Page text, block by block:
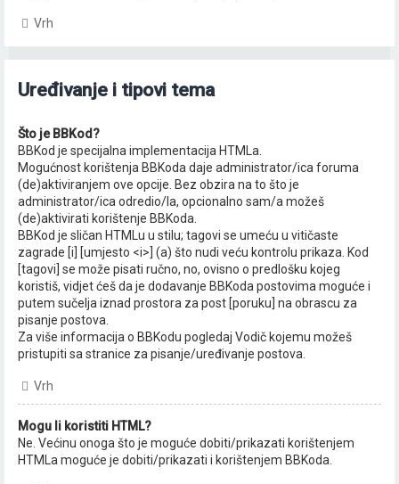
Vrh
Uređivanje i tipovi tema
Što je BBKod?
BBKod je specijalna implementacija HTMLa.
Mogućnost korištenja BBKoda daje administrator/ica foruma
(de)aktiviranjem ove opcije. Bez obzira na to što je
administrator/ica odredio/la, opcionalno sam/a možeš
(de)aktivirati korištenje BBKoda.
BBKod je sličan HTMLu u stilu; tagovi se umeću u vitičaste
zagrade [i] [umjesto <i>] (a) što nudi veću kontrolu prikaza. Kod
[tagovi] se može pisati ručno, no, ovisno o predlošku kojeg
koristiš, vidjet ćeš da je dodavanje BBKoda postovima moguće i
putem sučelja iznad prostora za post [poruku] na obrascu za
pisanje postova.
Za više informacija o BBKodu pogledaj Vodič kojemu možeš
pristupiti sa stranice za pisanje/uređivanje postova.
Vrh
Mogu li koristiti HTML?
Ne. Većinu onoga što je moguće dobiti/prikazati korištenjem
HTMLa moguće je dobiti/prikazati i korištenjem BBKoda.